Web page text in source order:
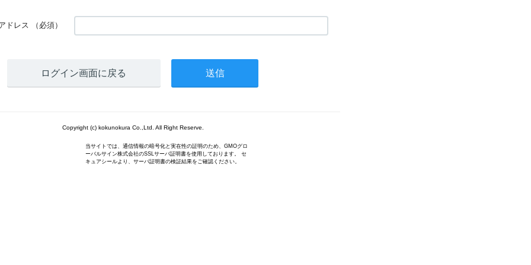
ドレス （必須）
ログイン画面に戻る
Copyright (c) kokunokura Co.,Ltd. All Right Reserve.
当サイトでは、通信情報の暗号化と実在性の証明のため、GMOグロ
ーバルサイン株式会社のSSLサーバ証明書を使用しております。 セ
キュアシールより、サーバ証明書の検証結果をご確認ください。